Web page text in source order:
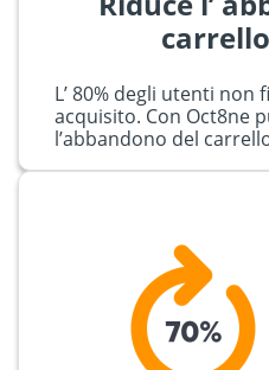
L’ 80% degli utenti non
acquisito. Con Oct8ne
l’abbandono del